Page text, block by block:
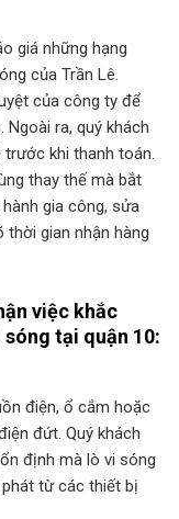
giá những hạng
của Trần Lê.
của công ty để
ra, quý khách
khi thanh toán.
thay thế mà bắt
gia công, sửa
thời gian nhận hàng
việc khắc
tại quận 10:
điện, ổ cắm hoặc
đứt. Quý khách
định mà lò vi sóng
từ các thiết bị